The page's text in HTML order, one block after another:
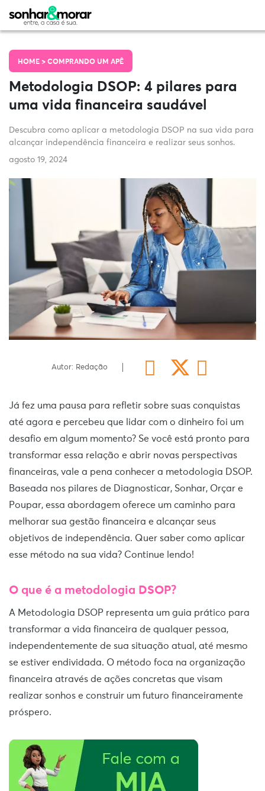
HOME > COMPRANDO UM APÊ
Metodologia DSOP: 4 pilares para
uma vida financeira saudável
Descubra como aplicar a metodologia DSOP na sua vida para
alcançar independência financeira e realizar seus sonhos.
agosto 19, 2024
Autor: Redação
Já fez uma pausa para refletir sobre suas conquistas
até agora e percebeu que lidar com o dinheiro foi um
desafio em algum momento? Se você está pronto para
transformar essa relação e abrir novas perspectivas
financeiras, vale a pena conhecer a metodologia DSOP.
Baseada nos pilares de Diagnosticar, Sonhar, Orçar e
Poupar, essa abordagem oferece um caminho para
melhorar sua gestão financeira e alcançar seus
objetivos de independência. Quer saber como aplicar
esse método na sua vida? Continue lendo!
O que é a metodologia DSOP?
A Metodologia DSOP representa um guia prático para
transformar a vida financeira de qualquer pessoa,
independentemente de sua situação atual, até mesmo
se estiver endividada. O método foca na organização
financeira através de ações concretas que visam
realizar sonhos e construir um futuro financeiramente
próspero.